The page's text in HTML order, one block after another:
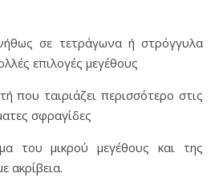
σε τετράγωνα ή στρόγγυλα
επιλογές μεγέθους
που ταιριάζει περισσότερο στις
σφραγίδες
του μικρού μεγέθους και της
ακρίβεια.